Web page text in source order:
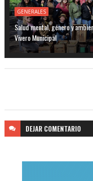
GENERALES
Salud mental, género y
Vivero Municipal
DEJAR COMENTARIO